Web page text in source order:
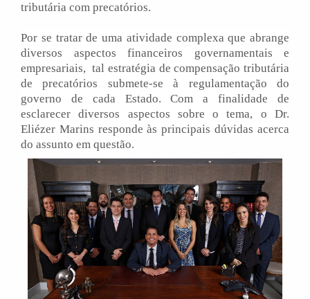
tributária com precatórios.
Por se tratar de uma atividade complexa que abrange
diversos aspectos financeiros governamentais e
empresariais, tal estratégia de compensação tributária
de precatórios submete-se à regulamentação do
governo de cada Estado. Com a finalidade de
esclarecer diversos aspectos sobre o tema, o Dr.
Eliézer Marins responde às principais dúvidas acerca
do assunto em questão.